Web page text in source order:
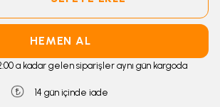
HEMEN AL
a kadar gelen siparişler aynı gün kargoda
14 gün içinde iade